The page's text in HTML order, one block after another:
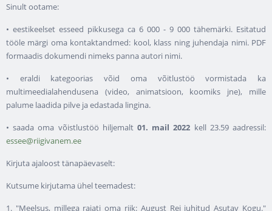
Sinult ootame:
• eestikeelset esseed pikkusega ca 6 000 - 9 000 tähemärki. Esitatud
tööle märgi oma kontaktandmed: kool, klass ning juhendaja nimi. PDF
formaadis dokumendi nimeks panna autori nimi.
• eraldi kategoorias võid oma võitlustöö vormistada ka
multimeedialahendusena (video, animatsioon, koomiks jne), mille
palume laadida pilve ja edastada lingina.
• saada oma võistlustöö hiljemalt 01. mail 2022 kell 23.59 aadressil:
essee@riigivanem.ee
Kirjuta ajaloost tänapäevaselt:
Kutsume kirjutama ühel teemadest:
1. "Meelsus, millega rajati oma riik: August Rei juhitud Asutav Kogu."